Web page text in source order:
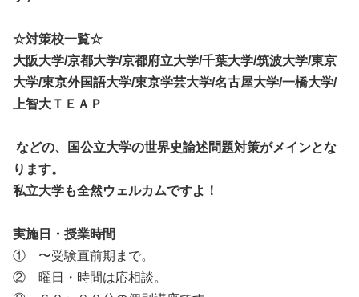
☆対策校一覧☆
大阪大学/京都大学/京都府立大学/千葉大学/筑波大学/東京
大学/東京外国語大学/東京学芸大学/名古屋大学/一橋大学/
上智大ＴＥＡＰ
などの、国公立大学の世界史論述問題対策がメインとな
ります。
私立大学も全然ウェルカムですよ！
実施日・授業時間
① 〜受験直前期まで。
② 曜日・時間は応相談。